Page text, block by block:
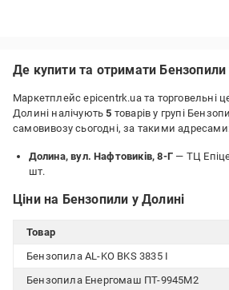
Де купити та отримати Бензопили
Маркетплейс epicentrk.ua та торговельні
Долині налічують5 товарів у групі
самовивозу сьогодні, за такими
Долина, вул. Нафтовиків, 8-Г — ТЦ
шт.
Ціни на Бензопили у Долині
Товар
Бензопила AL-KO BKS 3835 I
Бензопила Енергомаш ПТ-9945М2